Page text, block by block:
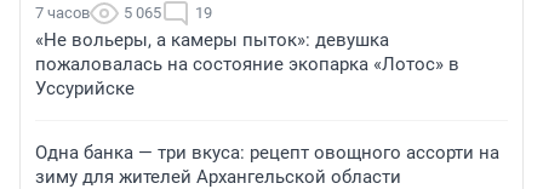
7 часов 5 065 19
«Не вольеры, а камеры пыток»: девушка
пожаловалась на состояние экопарка «Лотос» в
Уссурийске
Одна банка — три вкуса: рецепт овощного ассорти на
зиму для жителей Архангельской области